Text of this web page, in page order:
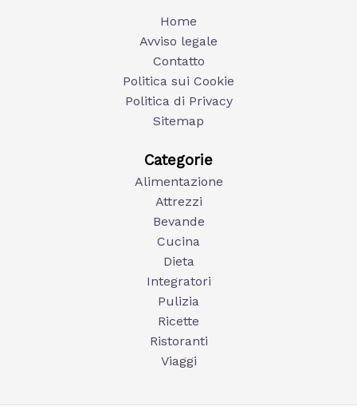
Home
Avviso legale
Contatto
Politica sui Cookie
Politica di Privacy
Sitemap
Categorie
Alimentazione
Attrezzi
Bevande
Cucina
Dieta
Integratori
Pulizia
Ricette
Ristoranti
Viaggi